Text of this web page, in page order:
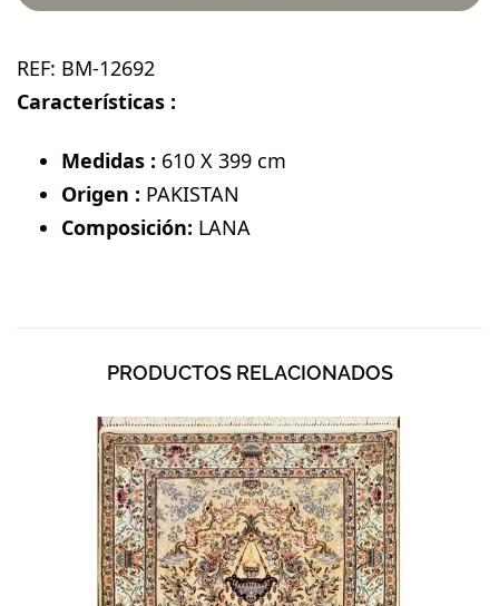
REF: BM-12692
Características :
Medidas : 610 X 399 cm
Origen : PAKISTAN
Composición: LANA
PRODUCTOS RELACIONADOS